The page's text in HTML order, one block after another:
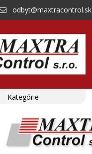
odbyt@maxtracontrol.sk
Kategórie